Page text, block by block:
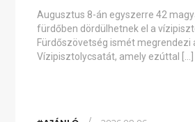
Augusztus 8-án egyszerre 42
fürdőben dördülhetnek el a
Fürdőszövetség ismét megrendezi
Vízipisztolycsatát, amely ezúttal […]